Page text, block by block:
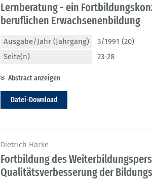
Lernberatung - ein
beruflichen Erwachsenenbildung
Ausgabe/Jahr (Jahrgang)
3/1991 (20)
Seite(n)
23-28
Abstract anzeigen
Datei-Download
Dietrich Harke
Fortbildung des
Qualitätsverbesserung der